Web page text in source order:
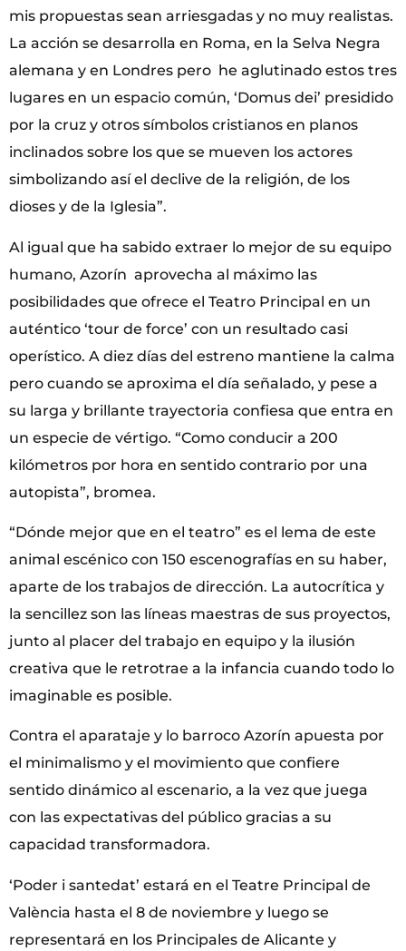
mis propuestas sean arriesgadas y no muy realistas.
La acción se desarrolla en Roma, en la Selva Negra
alemana y en Londres pero he aglutinado estos tres
lugares en un espacio común, ‘Domus dei’ presidido
por la cruz y otros símbolos cristianos en planos
inclinados sobre los que se mueven los actores
simbolizando así el declive de la religión, de los
dioses y de la Iglesia”.
Al igual que ha sabido extraer lo mejor de su equipo
humano, Azorín aprovecha al máximo las
posibilidades que ofrece el Teatro Principal en un
auténtico ‘tour de force’ con un resultado casi
operístico. A diez días del estreno mantiene la calma
pero cuando se aproxima el día señalado, y pese a
su larga y brillante trayectoria confiesa que entra en
un especie de vértigo. “Como conducir a 200
kilómetros por hora en sentido contrario por una
autopista”, bromea.
“Dónde mejor que en el teatro” es el lema de este
animal escénico con 150 escenografías en su haber,
aparte de los trabajos de dirección. La autocrítica y
la sencillez son las líneas maestras de sus proyectos,
junto al placer del trabajo en equipo y la ilusión
creativa que le retrotrae a la infancia cuando todo lo
imaginable es posible.
Contra el aparataje y lo barroco Azorín apuesta por
el minimalismo y el movimiento que confiere
sentido dinámico al escenario, a la vez que juega
con las expectativas del público gracias a su
capacidad transformadora.
‘Poder i santedat’ estará en el Teatre Principal de
València hasta el 8 de noviembre y luego se
representará en los Principales de Alicante y